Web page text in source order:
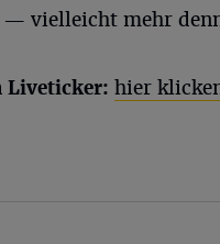
— vielleicht mehr
Liveticker: hier